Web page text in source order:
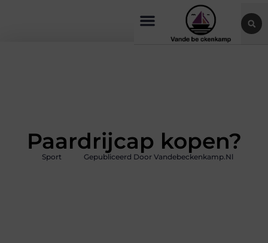
Paardrijcap kopen?
Sport Gepubliceerd Door Vandebeckenkamp.nl